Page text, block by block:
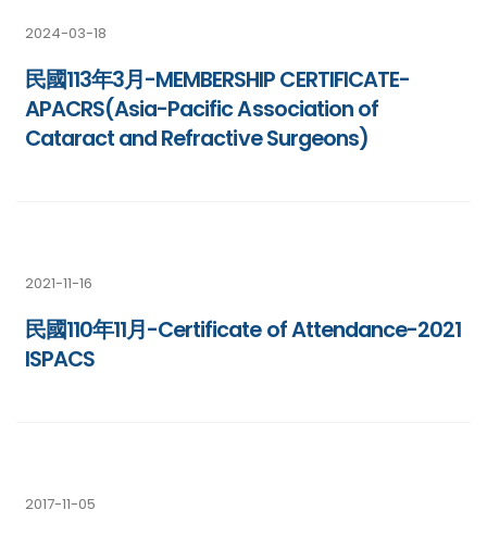
2024-03-18
民國113年3月-MEMBERSHIP CERTIFICATE-
APACRS(Asia-Pacific Association of
Cataract and Refractive Surgeons)
2021-11-16
民國110年11月-Certificate of Attendance-2021
ISPACS
2017-11-05